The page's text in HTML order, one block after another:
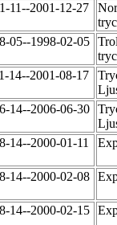
11--2001-12-27
05--1998-02-05
14--2001-08-17
14--2006-06-30
14--2000-01-11
14--2000-02-08
14--2000-02-15